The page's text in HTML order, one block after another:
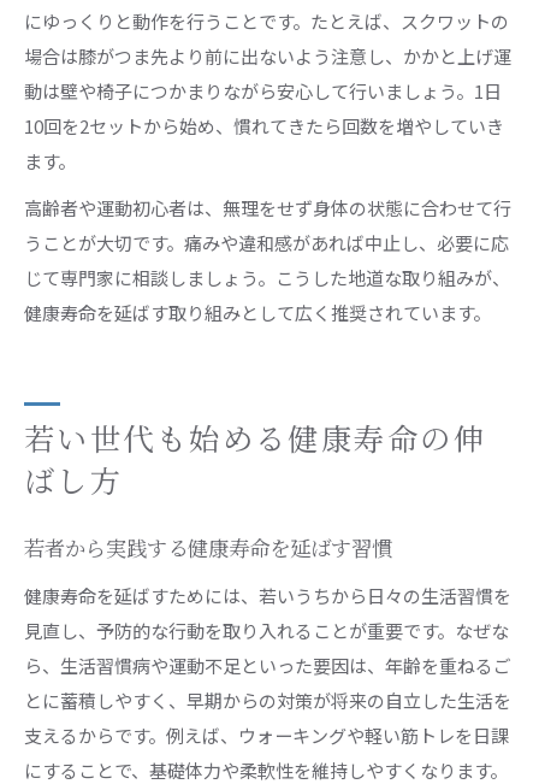
にゆっくりと動作を行うことです。たとえば、スクワットの
場合は膝がつま先より前に出ないよう注意し、かかと上げ運
動は壁や椅子につかまりながら安心して行いましょう。1日
10回を2セットから始め、慣れてきたら回数を増やしていき
ます。
高齢者や運動初心者は、無理をせず身体の状態に合わせて行
うことが大切です。痛みや違和感があれば中止し、必要に応
じて専門家に相談しましょう。こうした地道な取り組みが、
健康寿命を延ばす取り組みとして広く推奨されています。
若い世代も始める健康寿命の伸
ばし方
若者から実践する健康寿命を延ばす習慣
健康寿命を延ばすためには、若いうちから日々の生活習慣を
見直し、予防的な行動を取り入れることが重要です。なぜな
ら、生活習慣病や運動不足といった要因は、年齢を重ねるご
とに蓄積しやすく、早期からの対策が将来の自立した生活を
支えるからです。例えば、ウォーキングや軽い筋トレを日課
にすることで、基礎体力や柔軟性を維持しやすくなります。